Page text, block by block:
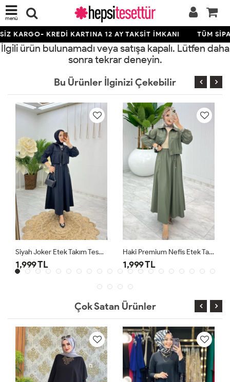
menü
KARGO- KREDİ KARTINA 12 AY TAKSİT İMKANI TÜM
İlgili ürün bulunamadı veya satışa kapalı. Lütfen daha
sonra tekrar deneyin.
Bu Ürünler İlginizi Çekebilir
Siyah Joker Etek Takım Tesettür Giyim
1,999 TL
Haki Premium Nefis Etek Takım
1,999 TL
Çok Satan Ürünler